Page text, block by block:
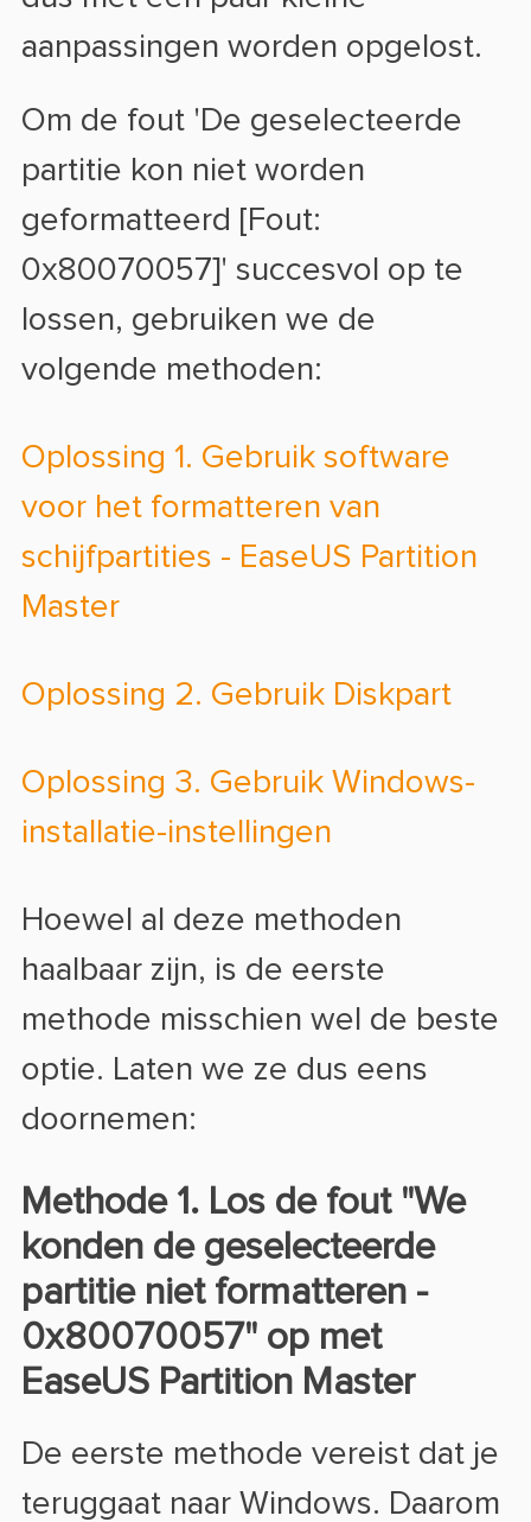
aanpassingen worden opgelost.
Om de fout 'De geselecteerde
partitie kon niet worden
geformatteerd [Fout:
0x80070057]' succesvol op te
lossen, gebruiken we de
volgende methoden:
Oplossing 1. Gebruik software
voor het formatteren van
schijfpartities - EaseUS Partition
Master
Oplossing 2. Gebruik Diskpart
Oplossing 3. Gebruik Windows-
installatie-instellingen
Hoewel al deze methoden
haalbaar zijn, is de eerste
methode misschien wel de beste
optie. Laten we ze dus eens
doornemen:
Methode 1. Los de fout "We
konden de geselecteerde
partitie niet formatteren -
0x80070057" op met
EaseUS Partition Master
De eerste methode vereist dat je
teruggaat naar Windows. Daarom